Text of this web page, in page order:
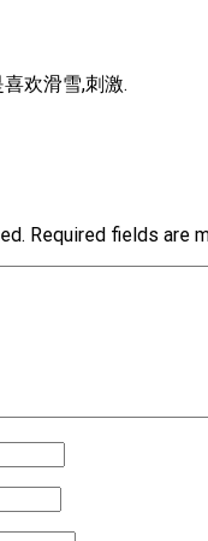
欢滑雪,刺激.
Required fields are